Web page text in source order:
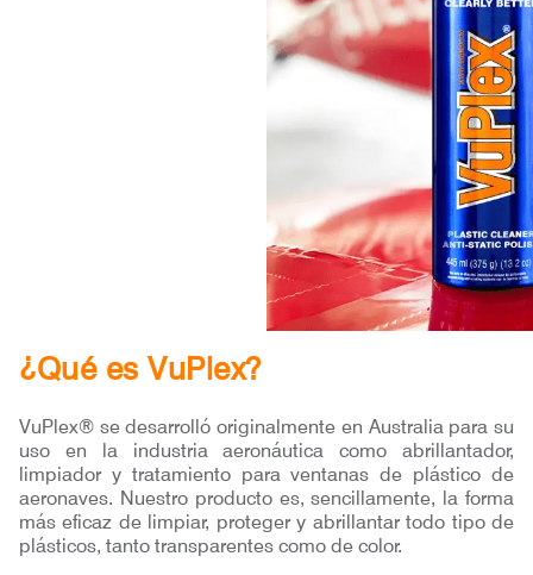
¿Qué es VuPlex?
VuPlex® se desarrolló originalmente en Australia para su
uso en la industria aeronáutica como abrillantador,
limpiador y tratamiento para ventanas de plástico de
aeronaves. Nuestro producto es, sencillamente, la forma
más eficaz de limpiar, proteger y abrillantar todo tipo de
plásticos, tanto transparentes como de color.